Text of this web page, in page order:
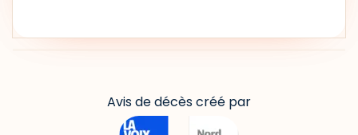
Avis de décès créé par